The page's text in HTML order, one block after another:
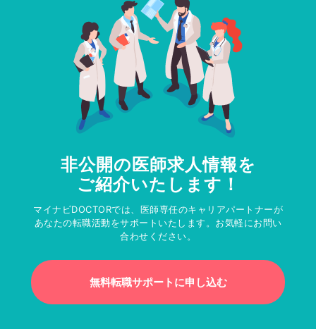
非公開の医師求人情報を
ご紹介いたします！
マイナビDOCTORでは、医師専任のキャリアパートナーが
あなたの転職活動をサポートいたします。お気軽にお問い
合わせください。
無料転職サポートに申し込む